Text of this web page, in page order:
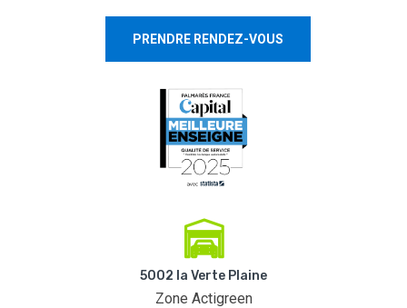
PRENDRE RENDEZ-VOUS
5002 la Verte Plaine
Zone Actigreen